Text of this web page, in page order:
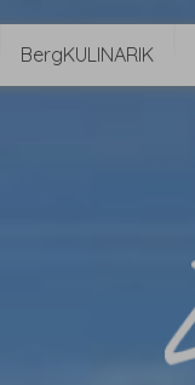
BergKULINARIK